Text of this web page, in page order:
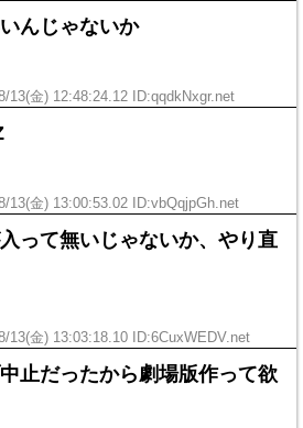
んじゃないか
13(金) 12:48:24.12 ID:qqdkNxgr.net
13(金) 13:00:53.02 ID:vbQqjpGh.net
って無いじゃないか、やり直
13(金) 13:03:18.10 ID:6CuxWEDV.net
止だったから劇場版作って欲